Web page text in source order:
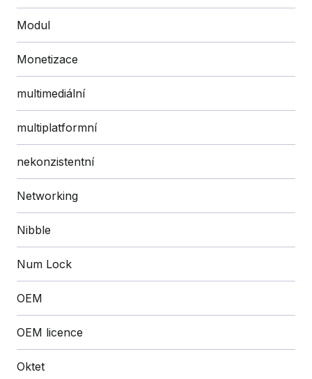
Modul
Monetizace
multimediální
multiplatformní
nekonzistentní
Networking
Nibble
Num Lock
OEM
OEM licence
Oktet